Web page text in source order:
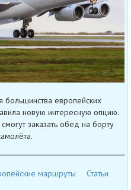
большинства европейских
новую интересную опцию.
заказать обед на борту
маршруты
Статьи